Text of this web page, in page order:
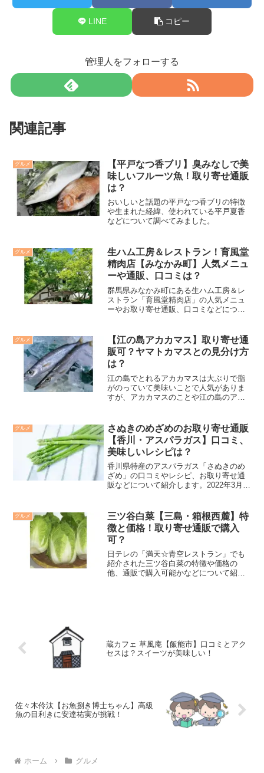
LINE コピー
管理人をフォローする
関連記事
グルメ
【平戸なつ香ブリ】臭みなしで美
味しいフルーツ魚！取り寄せ通販
は？
おいしいと話題の平戸なつ香ブリの特徴
や生まれた経緯、使われている平戸夏香
などについて調べてみました。
グルメ
生ハム工房＆レストラン！育風堂
精肉店【みなかみ町】人気メニュ
ーや通販、口コミは？
群馬県みなかみ町にある生ハム工房＆レ
ストラン「育風堂精肉店」の人気メニュ
ーやお取り寄せ通販、口コミなどについ
グルメ
【江の島アカカマス】取り寄せ通
販可？ヤマトカマスとの見分け方
は？
江の島でとれるアカカマスは大ぶりで脂
がのっていて美味いことで人気がありま
すが、アカカマスのことや江の島のアカ
グルメ
さぬきのめざめのお取り寄せ通販
【香川・アスパラガス】口コミ、
美味しいレシピは？
香川県特産のアスパラガス「さぬきのめ
ざめ」の口コミやレシピ、お取り寄せ通
販などについて紹介します。2022年3月5
グルメ
三ツ谷白菜【三島・箱根西麓】特
徴と価格！取り寄せ通販で購入
可？
日テレの「満天☆青空レストラン」でも
紹介された三ツ谷白菜の特徴や価格の
他、通販で購入可能かなどについて紹介
蔵カフェ 草風庵【飯能市】口コミとアク
セスは？スイーツが美味しい！
佐々木伶汰【お魚捌き博士ちゃん】高級
魚の目利きに安達祐実が挑戦！
ホーム グルメ